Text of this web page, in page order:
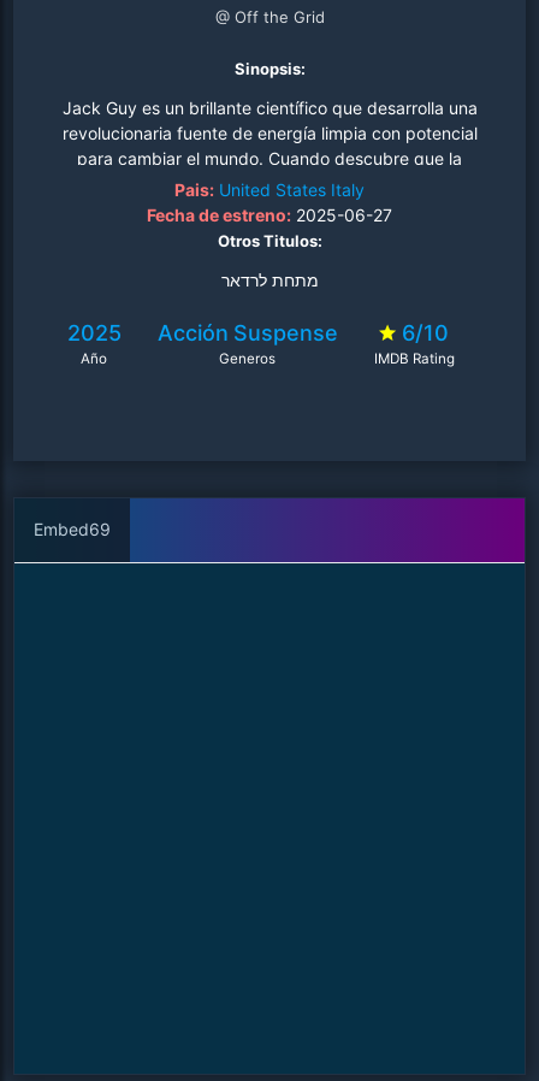
@ Off the Grid
Sinopsis:
Jack Guy es un brillante científico que desarrolla una
revolucionaria fuente de energía limpia con potencial
para cambiar el mundo. Cuando descubre que la
empresa para la que trabaja pretende convertir su
invento en un arma, decide desaparecer junto con sus
investigaciones y vivir oculto lejos de la sociedad. Sin
mercenarios para capturarlo. Obligado a luchar por su
técnicos y habilidades de combate para enfrentarse a
quienes intentan apoderarse de su creación y evitar que
Pais: United States Italy
Fecha de estreno: 2025-06-27
Otros Titulos:
מתחת לרדאר
2025
Año
Acción Suspense
Generos
6/10
IMDB Rating
Embed69